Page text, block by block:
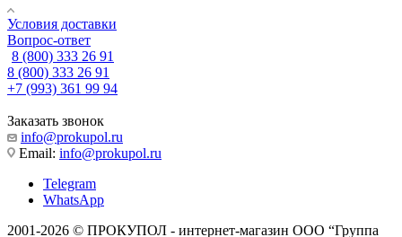
Условия доставки
Вопрос-ответ
8 (800) 333 26 91
8 (800) 333 26 91
+7 (993) 361 99 94
Заказать звонок
info@prokupol.ru
Email: info@prokupol.ru
Telegram
WhatsApp
2001-2026 © ПРОКУПОЛ - интернет-магазин ООО “Группа